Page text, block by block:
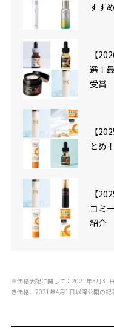
すす
【
選！
受賞
【
とめ
【
コミ
紹介
※価格表記に関して：2021年3月31
き価格、2021年4月1日以降公開の記